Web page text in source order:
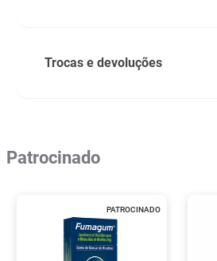
Trocas e devoluções
Patrocinado
PATROCINADO